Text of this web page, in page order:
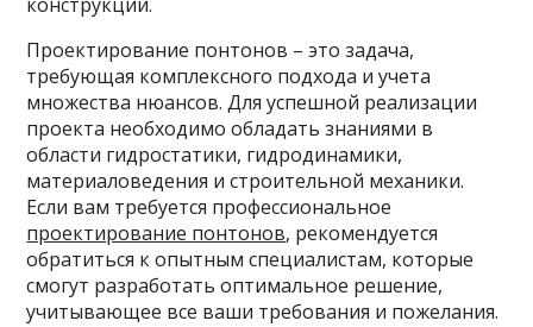
Проектирование понтонов – это задача,
требующая комплексного подхода и учета
множества нюансов. Для успешной реализации
проекта необходимо обладать знаниями в
области гидростатики, гидродинамики,
материаловедения и строительной механики.
Если вам требуется профессиональное
проектирование понтонов, рекомендуется
обратиться к опытным специалистам, которые
смогут разработать оптимальное решение,
учитывающее все ваши требования и пожелания.